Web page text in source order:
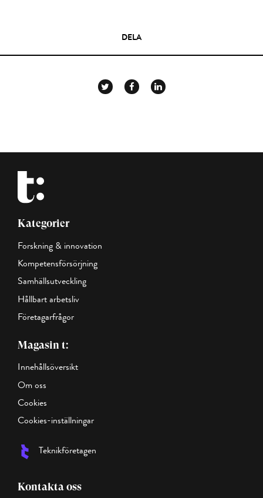
DELA
Kategorier
Forskning & innovation
Kompetensförsörjning
Samhällsutveckling
Hållbart arbetsliv
Företagarfrågor
Magasin t:
Innehållsöversikt
Om oss
Cookies
Cookies-inställningar
Teknikföretagen
Kontakta oss